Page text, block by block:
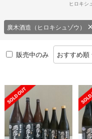
ヒロキシ
廣木酒造（ヒロキシュゾウ）
販売中のみ おすすめ順